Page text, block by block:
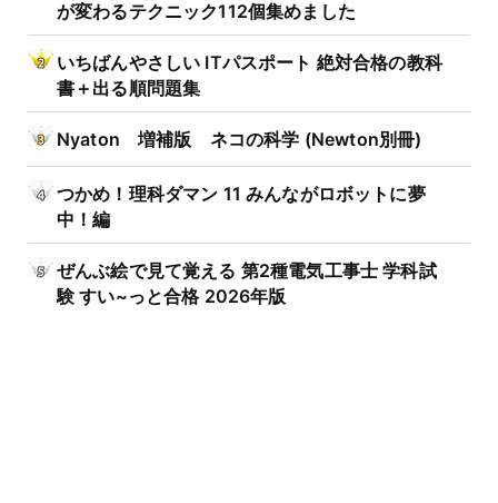
が変わるテクニック112個集めました
いちばんやさしい ITパスポート 絶対合格の教科
書＋出る順問題集
Nyaton 増補版 ネコの科学 (Newton別冊)
つかめ！理科ダマン 11 みんながロボットに夢
中！編
ぜんぶ絵で見て覚える 第2種電気工事士 学科試
験 すい~っと合格 2026年版